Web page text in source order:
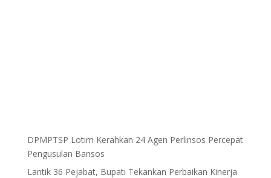
DPMPTSP Lotim Kerahkan 24 Agen Perlinsos Percepat
Pengusulan Bansos
Lantik 36 Pejabat, Bupati Tekankan Perbaikan Kinerja